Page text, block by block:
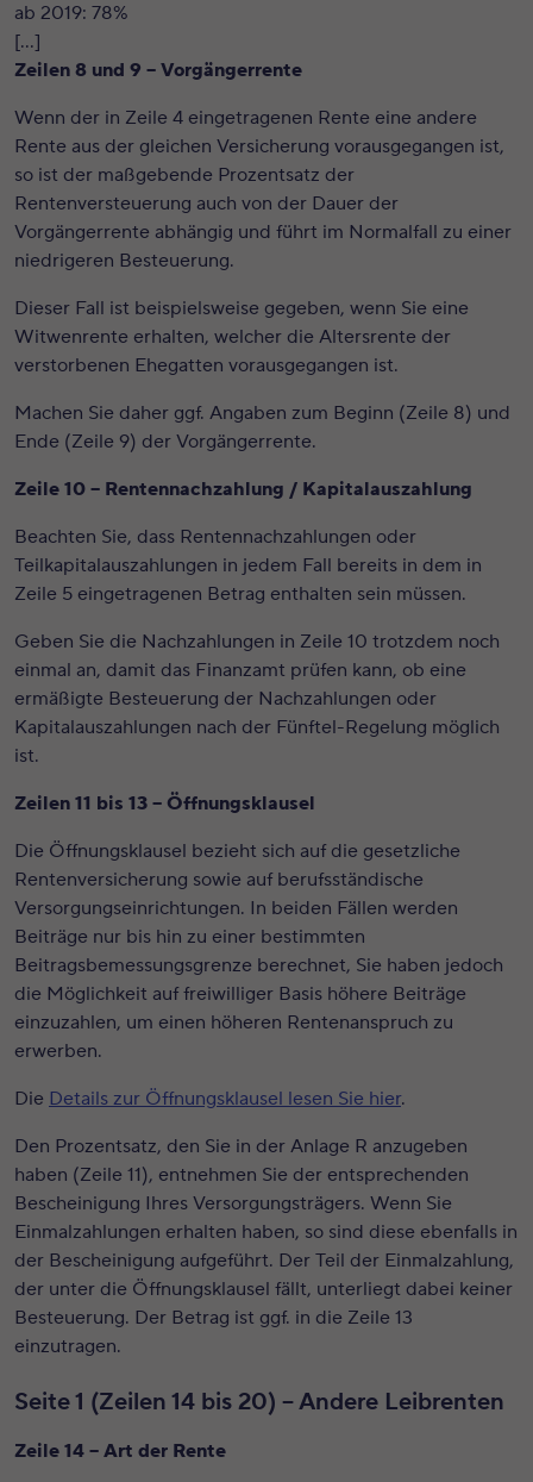
ab 2019: 78%
[…]
Zeilen 8 und 9 – Vorgängerrente
Wenn der in Zeile 4 eingetragenen Rente eine andere
Rente aus der gleichen Versicherung vorausgegangen ist,
so ist der maßgebende Prozentsatz der
Rentenversteuerung auch von der Dauer der
Vorgängerrente abhängig und führt im Normalfall zu einer
niedrigeren Besteuerung.
Dieser Fall ist beispielsweise gegeben, wenn Sie eine
Witwenrente erhalten, welcher die Altersrente der
verstorbenen Ehegatten vorausgegangen ist.
Machen Sie daher ggf. Angaben zum Beginn (Zeile 8) und
Ende (Zeile 9) der Vorgängerrente.
Zeile 10 – Rentennachzahlung / Kapitalauszahlung
Beachten Sie, dass Rentennachzahlungen oder
Teilkapitalauszahlungen in jedem Fall bereits in dem in
Zeile 5 eingetragenen Betrag enthalten sein müssen.
Geben Sie die Nachzahlungen in Zeile 10 trotzdem noch
einmal an, damit das Finanzamt prüfen kann, ob eine
ermäßigte Besteuerung der Nachzahlungen oder
Kapitalauszahlungen nach der Fünftel-Regelung möglich
ist.
Zeilen 11 bis 13 – Öffnungsklausel
Die Öffnungsklausel bezieht sich auf die gesetzliche
Rentenversicherung sowie auf berufsständische
Versorgungseinrichtungen. In beiden Fällen werden
Beiträge nur bis hin zu einer bestimmten
Beitragsbemessungsgrenze berechnet, Sie haben jedoch
die Möglichkeit auf freiwilliger Basis höhere Beiträge
einzuzahlen, um einen höheren Rentenanspruch zu
erwerben.
Die Details zur Öffnungsklausel lesen Sie hier.
Den Prozentsatz, den Sie in der Anlage R anzugeben
haben (Zeile 11), entnehmen Sie der entsprechenden
Bescheinigung Ihres Versorgungsträgers. Wenn Sie
Einmalzahlungen erhalten haben, so sind diese ebenfalls in
der Bescheinigung aufgeführt. Der Teil der Einmalzahlung,
der unter die Öffnungsklausel fällt, unterliegt dabei keiner
Besteuerung. Der Betrag ist ggf. in die Zeile 13
einzutragen.
Seite 1 (Zeilen 14 bis 20) – Andere Leibrenten
Zeile 14 – Art der Rente